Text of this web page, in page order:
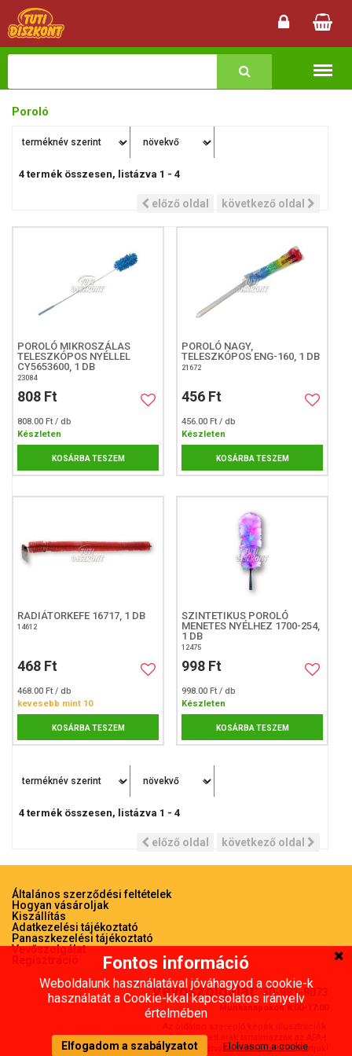
Poroló
4 termék összesen, listázva 1 - 4
előző oldal következő oldal
POROLÓ MIKROSZÁLAS
TELESZKÓPOS NYÉLLEL
CY5653600, 1 DB
23084
808 Ft
808.00 Ft / db
Készleten
KOSÁRBA TESZEM
POROLÓ NAGY,
TELESZKÓPOS ENG-160, 1 DB
21672
456 Ft
456.00 Ft / db
Készleten
KOSÁRBA TESZEM
RADIÁTORKEFE 16717, 1 DB
14612
468 Ft
468.00 Ft / db
kevesebb mint 10
KOSÁRBA TESZEM
SZINTETIKUS POROLÓ
MENETES NYÉLHEZ 1700-254,
1 DB
12475
998 Ft
998.00 Ft / db
Készleten
KOSÁRBA TESZEM
4 termék összesen, listázva 1 - 4
előző oldal következő oldal
Általános szerződési feltételek
Hogyan vásároljak
Kiszállítás
Adatkezelési tájékoztató
Panaszkezelési tájékoztató
Vevőszolgálat
Regisztráció
Vevőszolgálat:30-981-8073
Munkanapokon 8:00-17:00
Az oldalon szereplő képek illusztrációk.
A feltünetett árak tartalmazzák az ÁFA-t.
Az árváltoztatás jogát fenntartjuk!
Fontos információ
Weboldalunk használatával jóváhagyod a cookie-k
használatát a Cookie-kkal kapcsolatos irányelv
értelmében
Elfogadom a szabályzatot Elolvasom a cookie